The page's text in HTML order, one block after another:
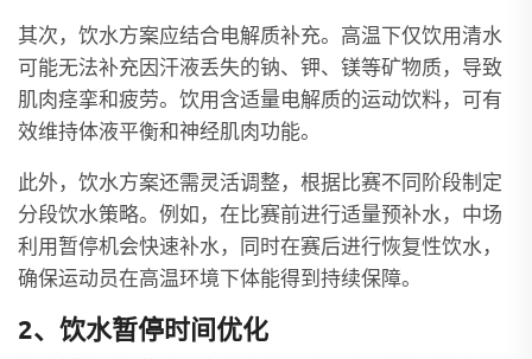
其次，饮水方案应结合电解质补充。高温下仅饮用清水
可能无法补充因汗液丢失的钠、钾、镁等矿物质，导致
肌肉痉挛和疲劳。饮用含适量电解质的运动饮料，可有
效维持体液平衡和神经肌肉功能。
此外，饮水方案还需灵活调整，根据比赛不同阶段制定
分段饮水策略。例如，在比赛前进行适量预补水，中场
利用暂停机会快速补水，同时在赛后进行恢复性饮水，
确保运动员在高温环境下体能得到持续保障。
2、饮水暂停时间优化